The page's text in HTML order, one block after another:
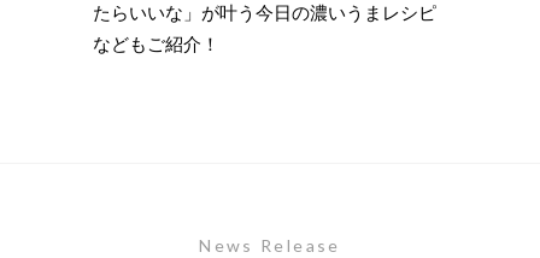
たらいいな」が叶う今日の濃いうまレシピ
などもご紹介！
News Release